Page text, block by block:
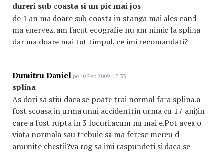
dureri sub coasta si un pic mai jos
de 1 an ma doare sub coasta in stanga mai ales cand
ma enervez. am facut ecografie nu am nimic la splina
dar ma doare mai tot timpul. ce imi recomandati?
Dumitru Daniel pe 10 Feb 2009, 17:33
splina
As dori sa stiu daca se poate trai normal fara splina.a
fost scoasa in urma unui accident(in urma cu 17 ani)in
care a fost rupta in 3 locuri.acum nu mai e.Pot avea o
viata normala sau trebuie sa ma feresc mereu d
anumite chestii?va rog sa imi raspundeti si daca se